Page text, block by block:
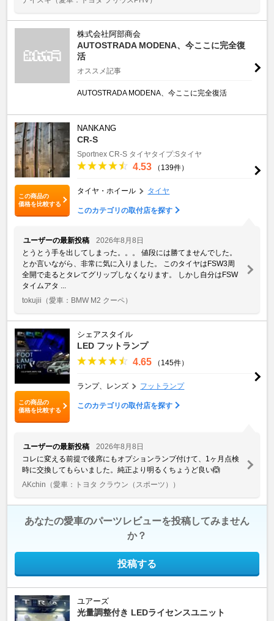
株式会社阿部商会
AUTOSTRADA MODENA、今ここに完全復
活
オススメ記事
AUTOSTRADA MODENA、今ここに完全復活
この商品の
価格を比較する
NANKANG
CR-S
Sportnex CR-S タイヤタイプ:Sタイヤ
4.53 （139件）
タイヤ・ホイール タイヤ
このカテゴリの取付店を探す
ユーザーの最新投稿
2026年8月8日
とうとう手を出してしまった。。。 値段には勝てませんでした。
とか言いながら、非常に気に入りました。 このタイヤはFSW3周
全開で走るとタレてグリップしなくなります。 しかし自分はFSW
タイムアタ ...
tokujii （愛車：BMW M2 クーペ）
この商品の
価格を比較する
シェアスタイル
LED フットランプ
4.65 （145件）
ランプ、レンズ フットランプ
このカテゴリの取付店を探す
ユーザーの最新投稿
2026年8月8日
コレに変える前提で後席にもオプションランプ付けて、1ヶ月点検
時に交換してもらいました。純正より明るくちょうど良い🙆
AKchin （愛車：トヨタ クラウン（スポーツ））
あなたの愛車のパーツレビューを投稿してみません
か？
投稿する
ユアーズ
光量調整付き LEDライセンスユニット